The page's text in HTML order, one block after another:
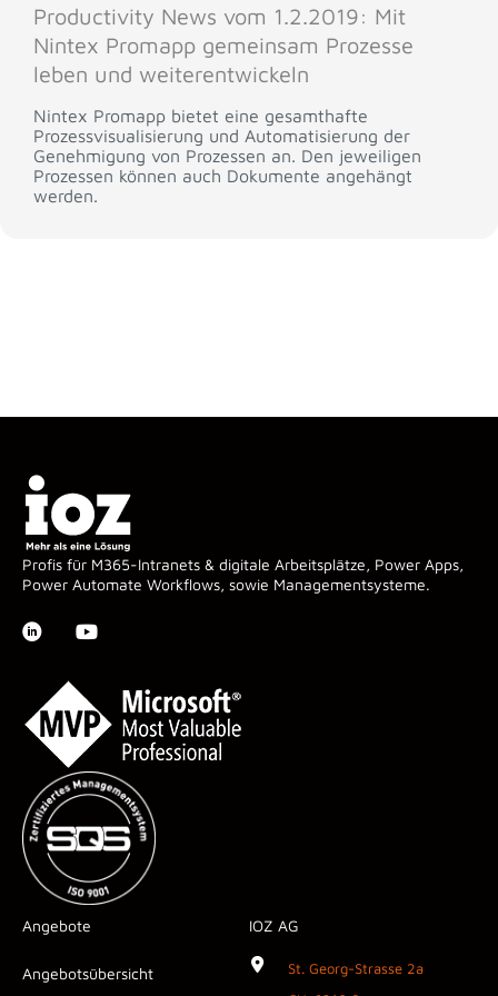
Productivity News vom 1.2.2019: Mit
Nintex Promapp gemeinsam Prozesse
leben und weiterentwickeln
Nintex Promapp bietet eine gesamthafte
Prozessvisualisierung und Automatisierung der
Genehmigung von Prozessen an. Den jeweiligen
Prozessen können auch Dokumente angehängt
werden.
Profis für M365-Intranets & digitale Arbeitsplätze, Power Apps,
Power Automate Workflows, sowie Managementsysteme.
Angebote
Angebotsübersicht
IOZ AG
St. Georg-Strasse 2a